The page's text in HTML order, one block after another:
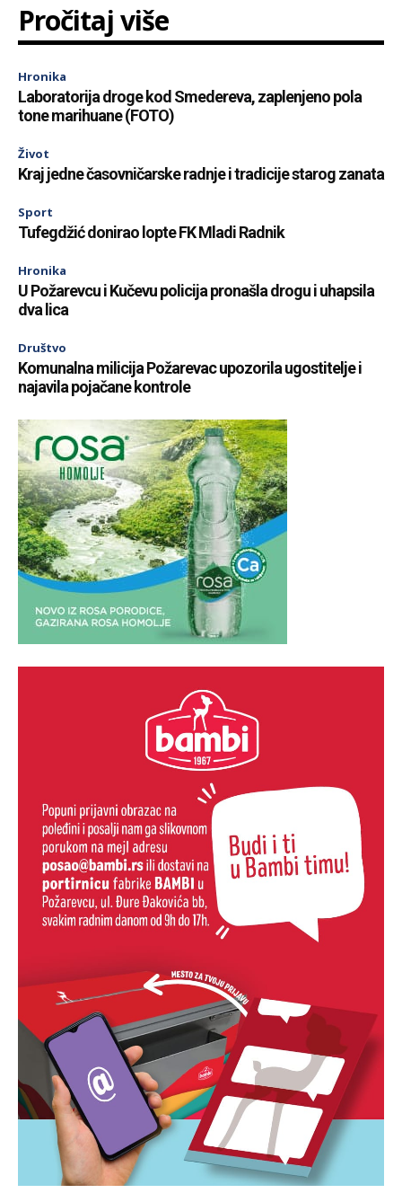
Pročitaj više
Hronika
Laboratorija droge kod Smedereva, zaplenjeno pola
tone marihuane (FOTO)
Život
Kraj jedne časovničarske radnje i tradicije starog zanata
Sport
Tufegdžić donirao lopte FK Mladi Radnik
Hronika
U Požarevcu i Kučevu policija pronašla drogu i uhapsila
dva lica
Društvo
Komunalna milicija Požarevac upozorila ugostitelje i
najavila pojačane kontrole